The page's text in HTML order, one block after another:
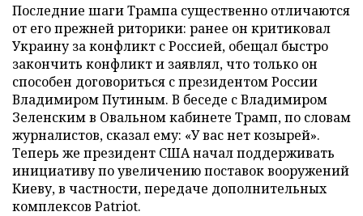
Последние шаги Трампа существенно отличаются
от его прежней риторики: ранее он критиковал
Украину за конфликт с Россией, обещал быстро
закончить конфликт и заявлял, что только он
способен договориться с президентом России
Владимиром Путиным. В беседе с Владимиром
Зеленским в Овальном кабинете Трамп, по словам
журналистов, сказал ему: «У вас нет козырей».
Теперь же президент США начал поддерживать
инициативу по увеличению поставок вооружений
Киеву, в частности, передаче дополнительных
комплексов Patriot.